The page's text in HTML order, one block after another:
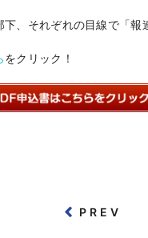
下、それぞれの目線で「報
をクリック！
PREV